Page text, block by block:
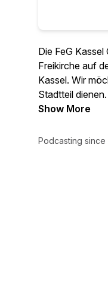
Die FeG Kassel
Freikirche auf
Kassel. Wir
Stadtteil
unserem
sind gesandt
Show More
Podcasting since